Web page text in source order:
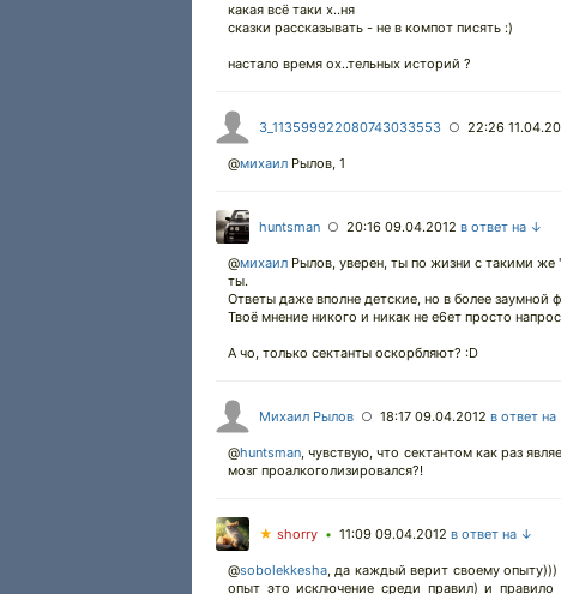
какая всё таки х..ня
сказки рассказывать - не в компот писять :)
настало время ох..тельных историй ?
3_113599922080743033553 ○ 22:26
@михаил Рылов, 1
huntsman ○ 20:16 09.04.2012 в ответ на ↓
@михаил Рылов, уверен, ты по жизни с такими
ты.
Ответы даже вполне детские, но в более заумной
Твоё мнение никого и никак не е6ет просто
А чо, только сектанты оскорбляют? :D
Михаил Рылов ○ 18:17 09.04.2012 в ответ
@huntsman,чувствую, что сектантом как раз
мозг проалкоголизировался?!
★ shorry • 11:09 09.04.2012 в ответ на ↓
@sobolekkesha,да каждый верит своему
опыт это исключение среди правил) и